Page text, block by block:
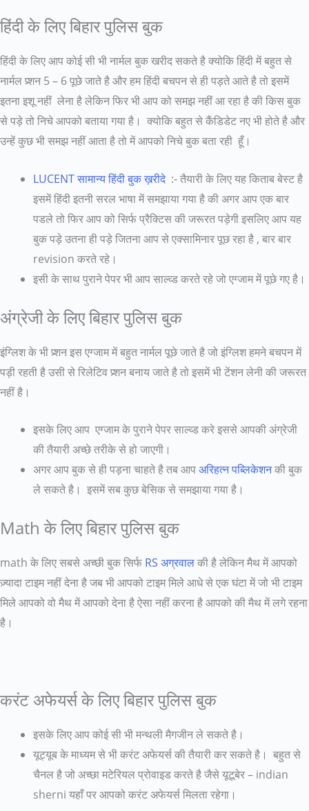
हिंदी के लिए बिहार पुलिस बुक
हिंदी के लिए आप कोई सी भी नार्मल बुक खरीद सकते है क्योकि हिंदी में बहुत से
नार्मल प्र्शन 5 – 6 पूछे जाते है और हम हिंदी बचपन से ही पड़ते आते है तो इसमें
इतना इशू नहीं लेना है लेकिन फिर भी आप को समझ नहीं आ रहा है की किस बुक
से पड़े तो निचे आपको बताया गया है। क्योकि बहुत से कैंडिडेट नए भी होते है और
उन्हें कुछ भी समझ नहीं आता है तो में आपको निचे बुक बता रही हूँ।
LUCENT सामान्य हिंदी बुक ख़रीदे :- तैयारी के लिए यह किताब बेस्ट है
इसमें हिंदी इतनी सरल भाषा में समझाया गया है की अगर आप एक बार
पडले तो फिर आप को सिर्फ प्रैक्टिस की जरूरत पड़ेगी इसलिए आप यह
बुक पड़े उतना ही पड़े जितना आप से एक्सामिनार पूछ रहा है , बार बार
revision करते रहे।
इसी के साथ पुराने पेपर भी आप साल्व्ड करते रहे जो एग्जाम में पूछे गए है।
अंग्रेजी के लिए बिहार पुलिस बुक
इंग्लिश के भी प्र्शन इस एग्जाम में बहुत नार्मल पूछे जाते है जो इंग्लिश हमने बचपन में
पड़ी रहती है उसी से रिलेटिव प्र्शन बनाय जाते है तो इसमें भी टेंशन लेनी की जरूरत
नहीं है।
इसके लिए आप एग्जाम के पुराने पेपर साल्व्ड करे इससे आपकी अंग्रेजी
की तैयारी अच्छे तरीके से हो जाएगी।
अगर आप बुक से ही पड़ना चाहते है तब आपअरिहत्न पब्लिकेशनकी बुक
ले सकते है। इसमें सब कुछ बेसिक से समझाया गया है।
Math के लिए बिहार पुलिस बुक
math के लिए सबसे अच्छी बुक सिर्फ RS अग्रवालकी है लेकिन मैथ में आपको
ज़्यादा टाइम नहीं देना है जब भी आपको टाइम मिले आधे से एक घंटा में जो भी टाइम
मिले आपको वो मैथ में आपको देना है ऐसा नहीं करना है आपको की मैथ में लगे रहना
है।
करंट अफेयर्स के लिए बिहार पुलिस बुक
इसके लिए आप कोई सी भी मन्थली मैगजीन ले सकते है।
यूट्यूब के माध्यम से भी करंट अफेयर्स की तैयारी कर सकते है। बहुत से
चैनल है जो अच्छा मटेरियल प्रोवाइड करते है जैसे यूटूबेर – indian
sherni यहाँ पर आपको करंट अफेयर्स मिलता रहेगा।